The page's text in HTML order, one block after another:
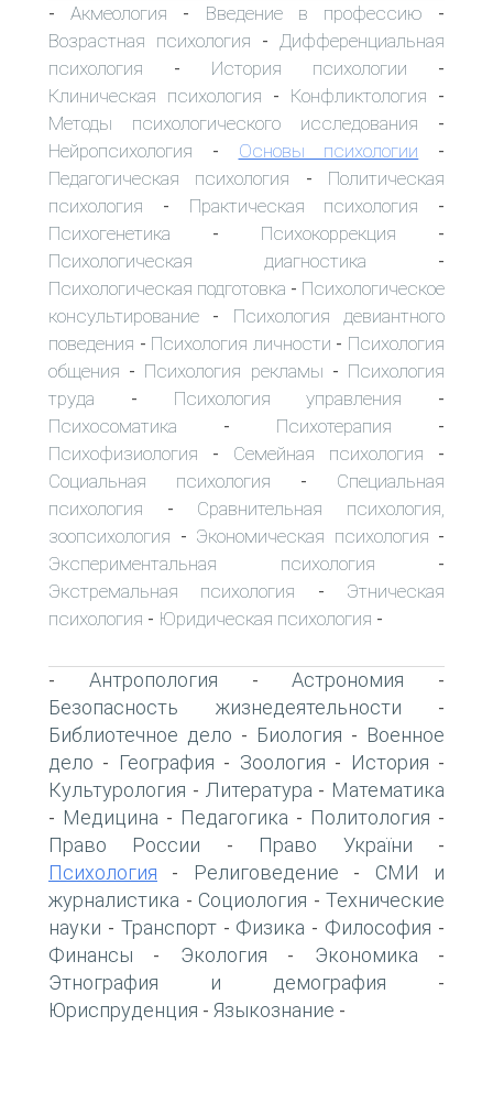
-Акмеология - Введение в профессию -
Возрастная психология - Дифференциальная
психология - История психологии -
Клиническая психология - Конфликтология -
Методы психологического исследования -
Нейропсихология - Основы психологии -
Педагогическая психология - Политическая
психология - Практическая психология -
Психогенетика - Психокоррекция -
Психологическая диагностика -
Психологическая подготовка - Психологическое
консультирование - Психология девиантного
поведения - Психология личности - Психология
общения - Психология рекламы - Психология
труда - Психология управления -
Психосоматика - Психотерапия -
Психофизиология - Семейная психология -
Социальная психология - Специальная
психология - Сравнительная психология,
зоопсихология - Экономическая психология -
Экспериментальная психология -
Экстремальная психология - Этническая
психология - Юридическая психология -
- Антропология -Астрономия -
Безопасность жизнедеятельности -
Библиотечное дело - Биология - Военное
дело - География - Зоология - История -
Культурология - Литература - Математика
- Медицина - Педагогика - Политология -
Право России - Право України -
Психология - Религоведение - СМИ и
журналистика - Социология - Технические
науки - Транспорт- Физика - Философия -
Финансы - Экология - Экономика -
Этнография и демография -
Юриспруденция - Языкознание -